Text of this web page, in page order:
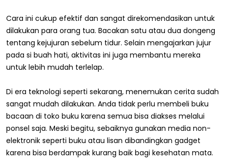
Cara ini cukup efektif dan sangat direkomendasikan untuk
dilakukan para orang tua. Bacakan satu atau dua dongeng
tentang kejujuran sebelum tidur. Selain mengajarkan jujur
pada si buah hati, aktivitas ini juga membantu mereka
untuk lebih mudah terlelap.
Di era teknologi seperti sekarang, menemukan cerita sudah
sangat mudah dilakukan. Anda tidak perlu membeli buku
bacaan di toko buku karena semua bisa diakses melalui
ponsel saja. Meski begitu, sebaiknya gunakan media non-
elektronik seperti buku atau lisan dibandingkan gadget
karena bisa berdampak kurang baik bagi kesehatan mata.